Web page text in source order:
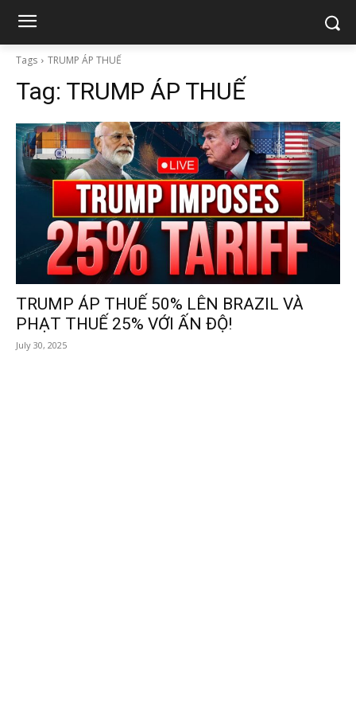
Tags TRUMP ÁP THUẾ
Tag: TRUMP ÁP THUẾ
TRUMP ÁP THUẾ 50% LÊN BRAZIL VÀ
PHẠT THUẾ 25% VỚI ẤN ĐỘ!
July 30, 2025